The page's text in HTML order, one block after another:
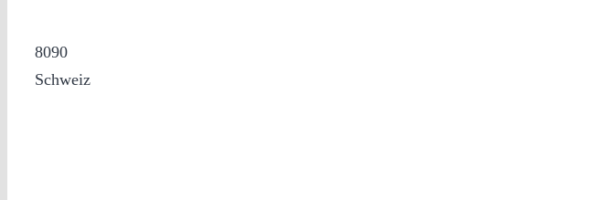
8090
Schweiz